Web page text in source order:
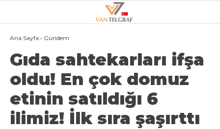
27.4°
GALERİ VİDEO
VAN
BÖLGE
3.SAYFA
Ana Sayfa › Gündem
Gıda sahtekarları ifşa
oldu! En çok domuz
etinin satıldığı 6
ilimiz! İlk sıra şaşırttı